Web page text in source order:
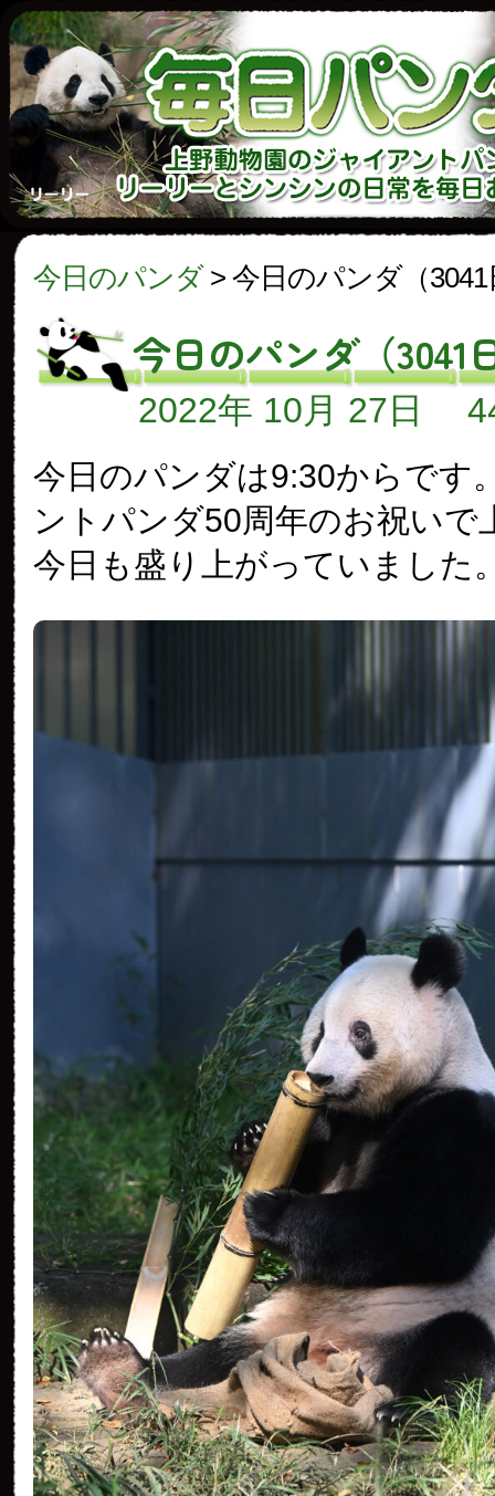
今日のパンダ> 今日のパンダ（3041
今日のパンダ（3041
2022年 10月 27日
今日のパンダは9:30からです
ントパンダ50周年のお祝いで
今日も盛り上がっていました